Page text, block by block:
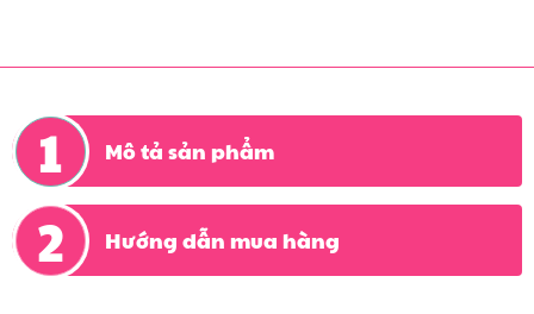
Mô tả sản phẩm
Hướng dẫn mua hàng